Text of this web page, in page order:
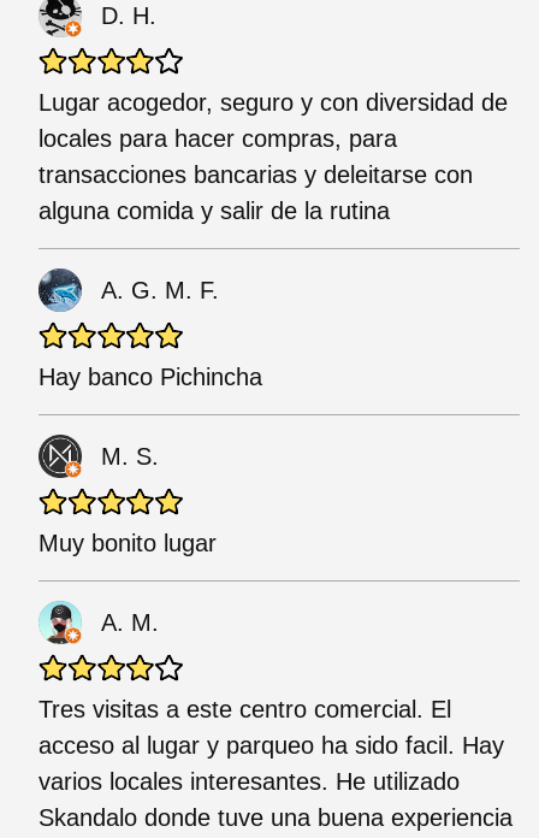
D. H.
Lugar acogedor, seguro y con diversidad de
locales para hacer compras, para
transacciones bancarias y deleitarse con
alguna comida y salir de la rutina
A. G. M. F.
Hay banco Pichincha
M. S.
Muy bonito lugar
A. M.
Tres visitas a este centro comercial. El
acceso al lugar y parqueo ha sido facil. Hay
varios locales interesantes. He utilizado
Skandalo donde tuve una buena experiencia